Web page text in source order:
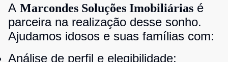
A Marcondes Soluções Imobiliárias é
parceira na realização desse sonho.
Ajudamos idosos e suas famílias com:
Análise de perfil e elegibilidade;